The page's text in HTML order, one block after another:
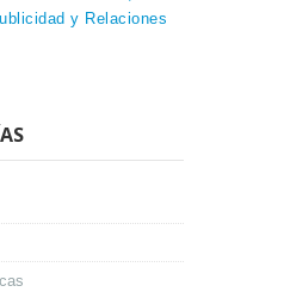
y Relaciones